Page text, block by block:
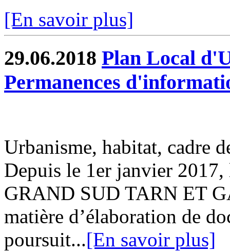
[En savoir plus]
29.06.2018 Plan Local
Permanences
Urbanisme, habitat, cadre
Depuis le 1er janvier
GRAND SUD TARN ET
matière d’élaboration de
poursuit...[En savoir plus]